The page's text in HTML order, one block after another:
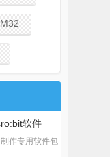
软件
作专用软件包